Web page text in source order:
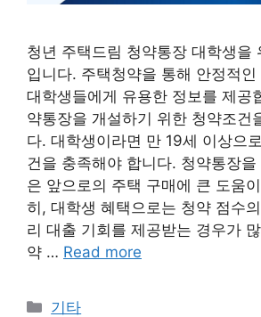
청년 주택드림 청약통장 대학생을
입니다. 주택청약을 통해 안정적
대학생들에게 유용한 정보를 제공
약통장을 개설하기 위한 청약조건
다. 대학생이라면 만 19세 이상으
건을 충족해야 합니다. 청약통장
은 앞으로의 주택 구매에 큰 도움
히, 대학생 혜택으로는 청약 점수
리 대출 기회를 제공받는 경우가
약 … Read more
Categories
기타